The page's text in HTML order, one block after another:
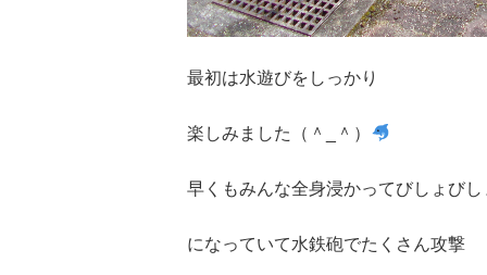
最初は水遊びをしっかり
楽しみました（＾_＾）
早くもみんな全身浸かってびしょびし
になっていて水鉄砲でたくさん攻撃